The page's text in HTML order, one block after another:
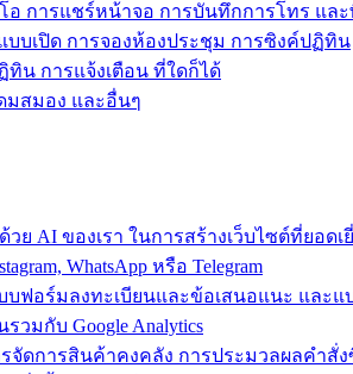
การแชร์หน้าจอ การบันทึกการโทร แล
บเปิด การจองห้องประชุม การซิงค์ปฏิทิน
น การแจ้งเตือน ที่ใดก็ได้
มสมอง และอื่นๆ
ย AI ของเรา ในการสร้างเว็บไซต์ที่ยอดเ
WhatsApp หรือ Telegram
ฟอร์มลงทะเบียนและข้อเสนอแนะ และ
มกับ Google Analytics
ดการสินค้าคงคลัง การประมวลผลคำสั่